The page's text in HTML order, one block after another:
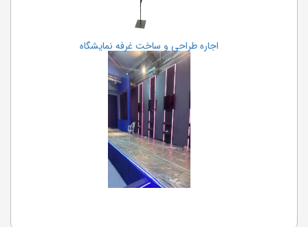
اجاره طراحی و ساخت غرفه نمایشگاه